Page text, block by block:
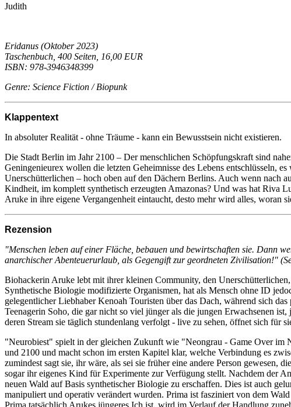
Judith
Eridanus (Oktober 2023)
Taschenbuch, 400 Seiten, 16,00 EUR
ISBN: 978-3946348399
Genre: Science Fiction / Biopunk
Klappentext
In absoluter Realität - ohne Träume - kann ein Bewusstsein nicht existieren.
Die Stadt Berlin im Jahr 2100 – Der menschlichen Schöpfungskraft sind
Geningenieurex wollen die letzten Geheimnisse des Lebens entschlüsseln,
Unerschütterlichen – hoch oben auf den Dächern Berlins. Auch wenn nach
Kindheit, im komplett synthetisch erzeugten Amazonas? Und was hat Riva
Aruke in ihre eigene Vergangenheit eintaucht, desto mehr wird alles, woran
Rezension
"Menschen leben auf einer Fläche, bebauen und bewirtschaften sie. Dann
anarchischer Abenteuerurlaub, als Gegengift zur geordneten Zivilisation!"
Biohackerin Aruke lebt mit ihrer kleinen Community, den
Synthetische Biologie modifizierte Organismen, hat als Mensch ohne ID
gelegentlicher Liebhaber Kenoah Touristen über das Dach, während sich
Teenagerin Soho, die gar nicht so viel jünger als die jungen Erwachsenen
deren Stream sie täglich stundenlang verfolgt - live zu sehen, öffnet sich für
"Neurobiest" spielt in der gleichen Zukunft wie "Neongrau - Game Over im
und 2100 und macht schon im ersten Kapitel klar, welche Verbindung es
zumindest sagt sie, ihr wäre, als sei sie früher eine andere Person gewesen,
sogar ihr eigenes Kind für Experimente zur Verfügung stellt. Nachdem der
neuen Wald auf Basis synthetischer Biologie zu erschaffen. Dies ist auch
manipuliert und operativ verändert wurden. Prima ist fasziniert von dem
Prima tatsächlich Arukes jüngeres Ich ist, wird im Verlauf der Handlung